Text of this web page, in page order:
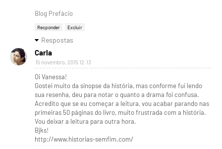
Blog Prefácio
Responder Excluir
Respostas
Carla
15 novembro, 2015 12:13
Oi Vanessa!
Gostei muito da sinopse da história, mas conforme fui lendo
sua resenha, deu para notar o quanto a drama foi confusa.
Acredito que se eu começar a leitura, vou acabar parando nas
primeiras 50 páginas do livro, muito frustrada com a história.
Vou deixar a leitura para outra hora.
Bjks!
http://www.historias-semfim.com/